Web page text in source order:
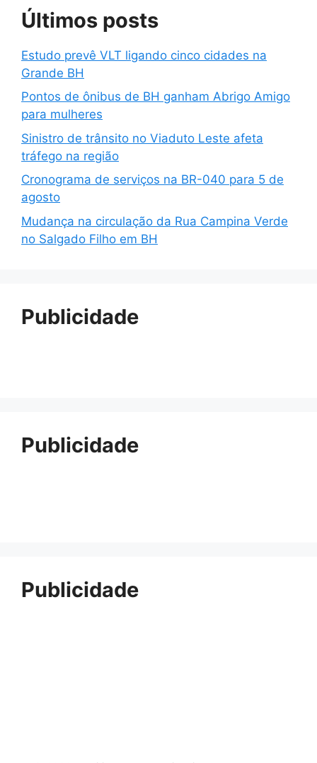
Últimos posts
Estudo prevê VLT ligando cinco cidades na
Grande BH
Pontos de ônibus de BH ganham Abrigo Amigo
para mulheres
Sinistro de trânsito no Viaduto Leste afeta
tráfego na região
Cronograma de serviços na BR-040 para 5 de
agosto
Mudança na circulação da Rua Campina Verde
no Salgado Filho em BH
Publicidade
Publicidade
Publicidade